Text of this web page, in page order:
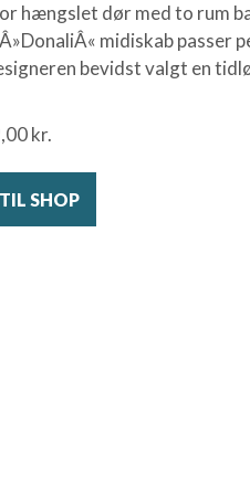
hængslet dør med to rum
midiskab
bevidst valgt en
kr.
SHOP